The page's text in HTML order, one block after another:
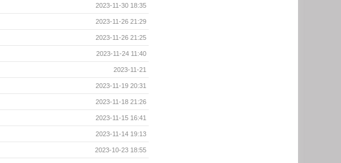
2023-11-30 18:35
2023-11-26 21:29
2023-11-26 21:25
2023-11-24 11:40
2023-11-21
2023-11-19 20:31
2023-11-18 21:26
2023-11-15 16:41
2023-11-14 19:13
2023-10-23 18:55